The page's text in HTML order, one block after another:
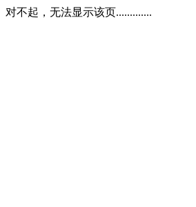
对不起，无法显示该页.............